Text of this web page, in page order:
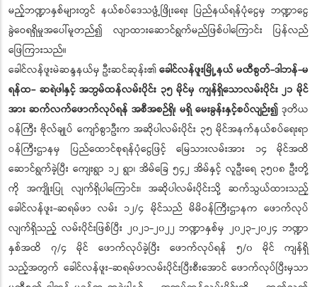
မည့်ဘဏ္ဍာနှစ်များတွင် နယ်စပ်ဒေသဖွံ့ဖြိုးရေး ပြည်နယ်ရန်ပုံငွေမှ ဘဏ္ဍာငွေ
ခွဲဝေရရှိမှုအပေါ်မူတည်၍ လျာထားဆောင်ရွက်မည်ဖြစ်ပါကြောင်း ပြန်လည်
ဖြေကြားသည်။
ခေါင်လန်ဖူးမဲဆန္ဒနယ်မှ ဦးဆင်ဆုန်း၏ခေါင်လန်ဖူးမြို့နယ် မထီစွတ်-ဒါဘန်-မ
ရန်ထ- ဆရဲဖါနှင့် အဘွမ်ထန်လမ်းပိုင်း ၃၅ မိုင်မှ ကျန်ရှိသောလမ်းပိုင်း ၂၁ မိုင်
အား ဆက်လက်ဖောက်လုပ်ရန် အစီအစဉ်ရှိ၊ မရှိ မေးခွန်းနှင့်စပ်လျဉ်း၍ ဒုတိယ
ဝန်ကြီး ဗိုလ်ချုပ် ကျော်စွာဦးက အဆိုပါလမ်းပိုင်း ၃၅ မိုင်အနက်နယ်စပ်ရေးရာ
ဝန်ကြီးဌာနမှ ပြည်ထောင်စုရန်ပုံငွေဖြင့် မြေသားလမ်းအား ၁၄ မိုင်အထိ
ဆောင်ရွက်ခဲ့ပြီး ကျေးရွာ ၁၂ ရွာ၊ အိမ်ခြေ ၅၄၂ အိမ်နှင့် လူဦးရေ ၃၅၀၈ ဦးတို့
ကို အကျိုးပြု လျက်ရှိပါကြောင်း၊ အဆိုပါလမ်းပိုင်းသို့ ဆက်သွယ်ထားသည့်
ခေါင်လန်ဖူး-ဆရမ်ဖာ လမ်း ၁၂/၄ မိုင်သည် မိမိဝန်ကြီးဌာနက ဖောက်လုပ်
လျက်ရှိသည့် လမ်းပိုင်းဖြစ်ပြီး ၂၀၂၁-၂၀၂၂ ဘဏ္ဍာနှစ်မှ ၂၀၂၃-၂၀၂၄ ဘဏ္ဍာ
နှစ်အထိ ၇/၄ မိုင် ဖောက်လုပ်ခဲ့ပြီး ဖောက်လုပ်ရန် ၅/၀ မိုင် ကျန်ရှိ
သည့်အတွက် ခေါင်လန်ဖူး-ဆရမ်ဖာလမ်းပိုင်းပြီးစီးအောင် ဖောက်လုပ်ပြီးမှသာ